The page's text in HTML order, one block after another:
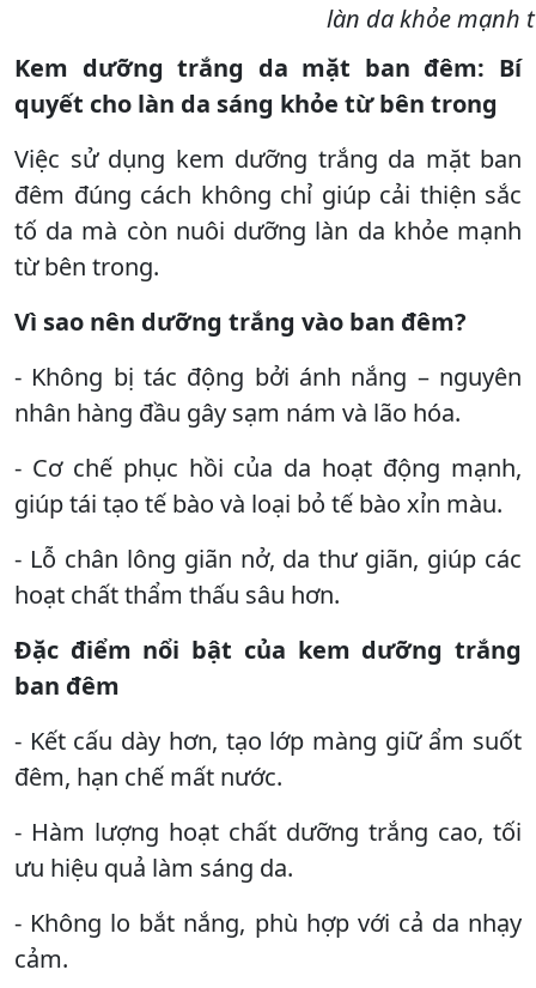
làn da khỏe mạnh
Kem dưỡng trắng da mặt ban đêm: Bí
quyết cho làn da sáng khỏe từ bên trong
Việc sử dụng kem dưỡng trắng da mặt ban
đêm đúng cách không chỉ giúp cải thiện sắc
tố da mà còn nuôi dưỡng làn da khỏe mạnh
từ bên trong.
Vì sao nên dưỡng trắng vào ban đêm?
- Không bị tác động bởi ánh nắng – nguyên
nhân hàng đầu gây sạm nám và lão hóa.
- Cơ chế phục hồi của da hoạt động mạnh,
giúp tái tạo tế bào và loại bỏ tế bào xỉn màu.
- Lỗ chân lông giãn nở, da thư giãn, giúp các
hoạt chất thẩm thấu sâu hơn.
Đặc điểm nổi bật của kem dưỡng trắng
ban đêm
- Kết cấu dày hơn, tạo lớp màng giữ ẩm suốt
đêm, hạn chế mất nước.
- Hàm lượng hoạt chất dưỡng trắng cao, tối
ưu hiệu quả làm sáng da.
- Không lo bắt nắng, phù hợp với cả da nhạy
cảm.